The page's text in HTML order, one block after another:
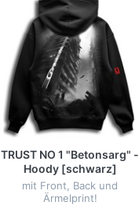
TRUST NO 1 "Betonsarg" -
Hoody [schwarz]
mit Front, Back und
Ärmelprint!